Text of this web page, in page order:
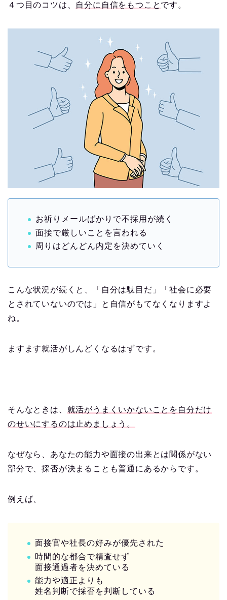
４つ目のコツは、 自分に自信をもつこと です。
お祈りメールばかりで不採用が続く
面接で厳しいことを言われる
周りはどんどん内定を決めていく
こんな状況が続くと、「自分は駄目だ」「社会に必要
とされていないのでは」と自信がもてなくなりますよ
ね。
ますます就活がしんどくなるはずです。
そんなときは、 就活がうまくいかないことを自分だけ
のせいにするのは止めましょう。
なぜなら、あなたの能力や面接の出来とは関係がない
部分で、採否が決まることも普通にあるからです。
例えば、
面接官や社長の好みが優先された
時間的な都合で精査せず
面接通過者を決めている
能力や適正よりも
姓名判断で採否を判断している